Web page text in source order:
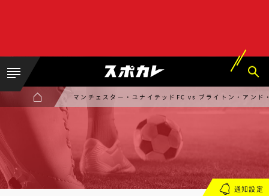
マンチェスター・ユナイテッドFC vs ブライトン・アンド
通知設定